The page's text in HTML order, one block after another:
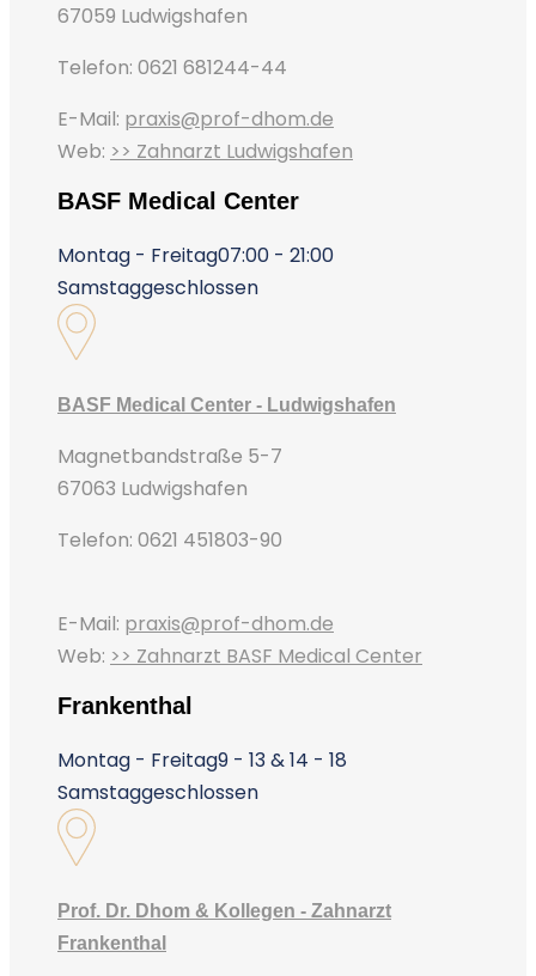
67059 Ludwigshafen
Telefon: 0621 681244-44
E-Mail: praxis@prof-dhom.de
Web: >> Zahnarzt Ludwigshafen
BASF Medical Center
Montag - Freitag07:00 - 21:00
Samstaggeschlossen
BASF Medical Center - Ludwigshafen
Magnetbandstraße 5-7
67063 Ludwigshafen
Telefon: 0621 451803-90
E-Mail: praxis@prof-dhom.de
Web: >> Zahnarzt BASF Medical Center
Frankenthal
Montag - Freitag9 - 13 & 14 - 18
Samstaggeschlossen
Prof. Dr. Dhom & Kollegen - Zahnarzt
Frankenthal